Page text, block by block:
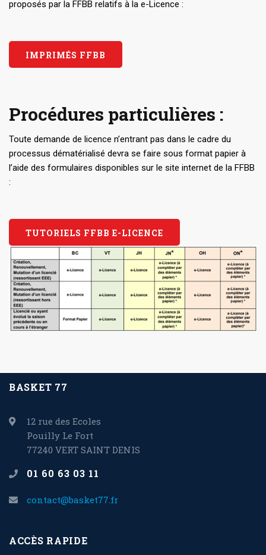
proposés par la FFBB relatifs à la e-Licence :
IMPRIMÉS FFBB
Procédures particulières :
Toute demande de licence n’entrant pas dans le cadre du
processus dématérialisé devra se faire sous format papier à
l’aide des formulaires disponibles sur le site internet de la FFBB
:
TUTORIELS FFBB E-LICENCE
BASKET 77
12 rue des Ecoles
Pouilly Le Fort
77240 VERT SAINT DENIS
01 60 63 03 11
contact@basket77.fr
ACCÈS RAPIDE